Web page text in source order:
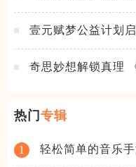
壹元赋梦公益计划
奇思妙想解锁真理
热门专辑
1 轻松简单的音乐